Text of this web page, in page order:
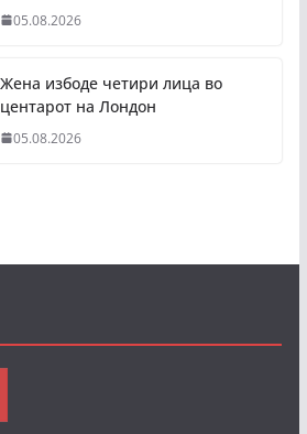
05.08.2026
Жена избоде четири лица во
центарот на Лондон
05.08.2026